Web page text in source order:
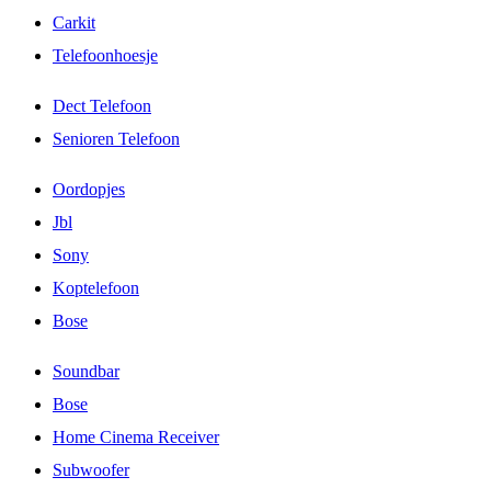
Carkit
Telefoonhoesje
Dect Telefoon
Senioren Telefoon
Oordopjes
Jbl
Sony
Koptelefoon
Bose
Soundbar
Bose
Home Cinema Receiver
Subwoofer